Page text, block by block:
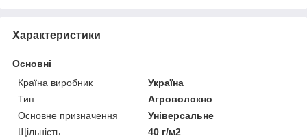
Характеристики
Основні
Країна виробник
Україна
Тип
Агроволокно
Основне призначення
Універсальне
Щільність
40 г/м2